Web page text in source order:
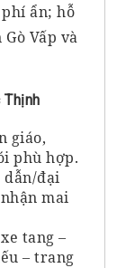
ẩn; hỗ
Vấp và
giáo,
phù hợp.
dẫn/đại
mai
tang –
– trang